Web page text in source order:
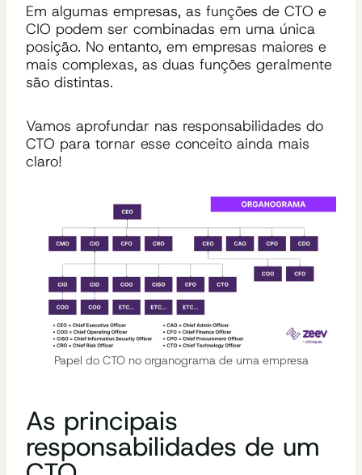
Em algumas empresas, as funções de CTO e
CIO podem ser combinadas em uma única
posição. No entanto, em empresas maiores e
mais complexas, as duas funções geralmente
são distintas.
Vamos aprofundar nas responsabilidades do
CTO para tornar esse conceito ainda mais
claro!
Papel do CTO no organograma de uma empresa
As principais
responsabilidades de um